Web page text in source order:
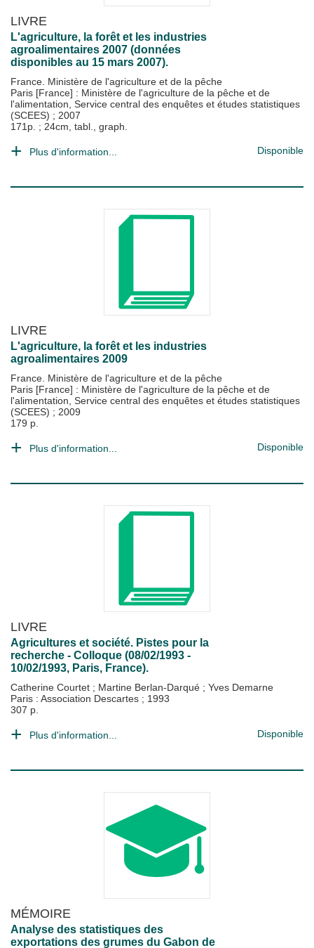
LIVRE
L'agriculture, la forêt et les industries
agroalimentaires 2007 (données
disponibles au 15 mars 2007).
France. Ministère de l'agriculture et de la pêche
Paris [France] : Ministère de l'agriculture de la pêche et de
l'alimentation, Service central des enquêtes et études statistiques
(SCEES) ; 2007
171p. ; 24cm, tabl., graph.
Plus d'information... Disponible
LIVRE
L'agriculture, la forêt et les industries
agroalimentaires 2009
France. Ministère de l'agriculture et de la pêche
Paris [France] : Ministère de l'agriculture de la pêche et de
l'alimentation, Service central des enquêtes et études statistiques
(SCEES) ; 2009
179 p.
Plus d'information... Disponible
LIVRE
Agricultures et société. Pistes pour la
recherche - Colloque (08/02/1993 -
10/02/1993, Paris, France).
Catherine Courtet ; Martine Berlan-Darqué ; Yves Demarne
Paris : Association Descartes ; 1993
307 p.
Plus d'information... Disponible
MÉMOIRE
Analyse des statistiques des
exportations des grumes du Gabon de